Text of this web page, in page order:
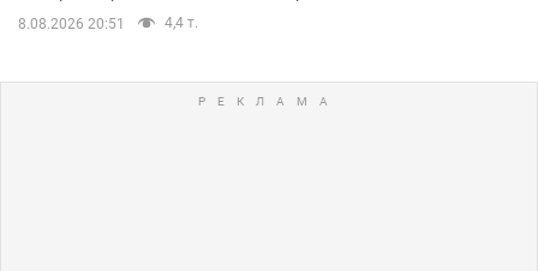
8.08.2026 20:51 4,4 т.